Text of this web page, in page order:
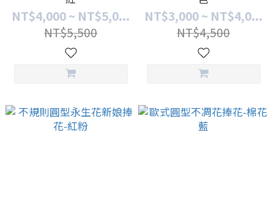
NT$4,000 ~ NT$5,0...
NT$5,500
NT$3,000 ~ NT$4,0...
NT$4,500